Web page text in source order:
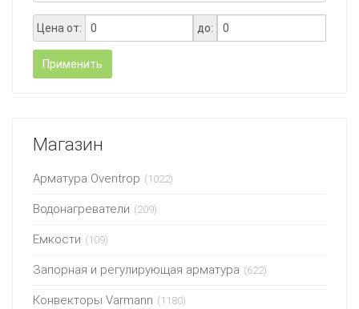
Цена от: до:
Применить
Магазин
Арматура Oventrop (1022)
Водонагреватели (209)
Емкости (109)
Запорная и регулирующая арматура (622)
Конвекторы Varmann (1180)